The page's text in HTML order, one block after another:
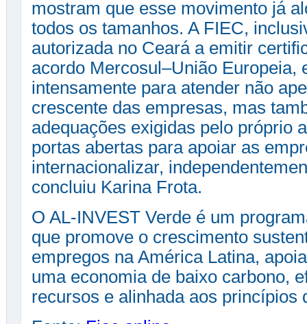
mostram que esse movimento já
todos os tamanhos. A FIEC,
autorizada no Ceará a emitir
acordo Mercosul–União Europeia,
intensamente para atender não
crescente das empresas, mas
adequações exigidas pelo próprio
portas abertas para apoiar as
internacionalizar,
concluiu Karina Frota.
O AL-INVEST Verde é um
que promove o crescimento
empregos na América Latina,
uma economia de baixo carbono,
recursos e alinhada aos princípios